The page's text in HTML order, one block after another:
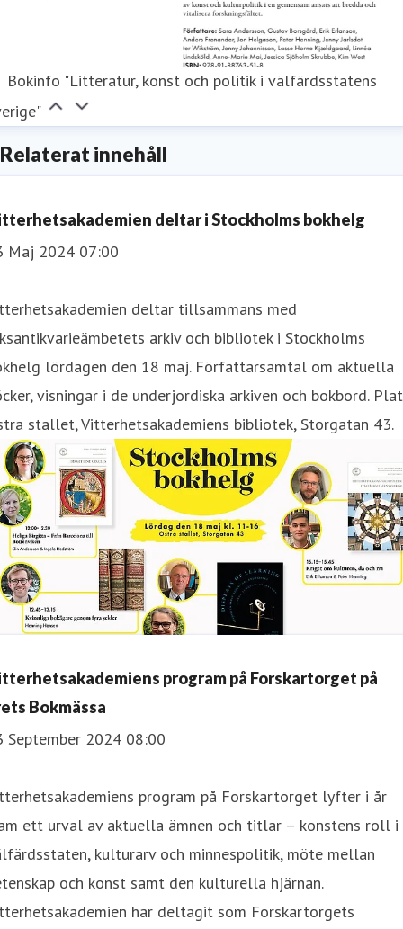
Bokinfo "Litteratur, konst och politik i välfärdsstatens
Relaterat innehåll
deltar i Stockholms bokhelg
Maj 2024 07:00
deltar tillsammans med
arkiv och bibliotek i Stockholms
lördagen den 18 maj. Författarsamtal om aktuella
visningar i de underjordiska arkiven och bokbord.
stallet, Vitterhetsakademiens bibliotek, Storgatan 43.
program på Forskartorget på
Bokmässa
September 2024 08:00
program på Forskartorget lyfter i år
ett urval av aktuella ämnen och titlar – konstens roll i
kulturarv och minnespolitik, möte mellan
och konst samt den kulturella hjärnan.
har deltagit som Forskartorgets